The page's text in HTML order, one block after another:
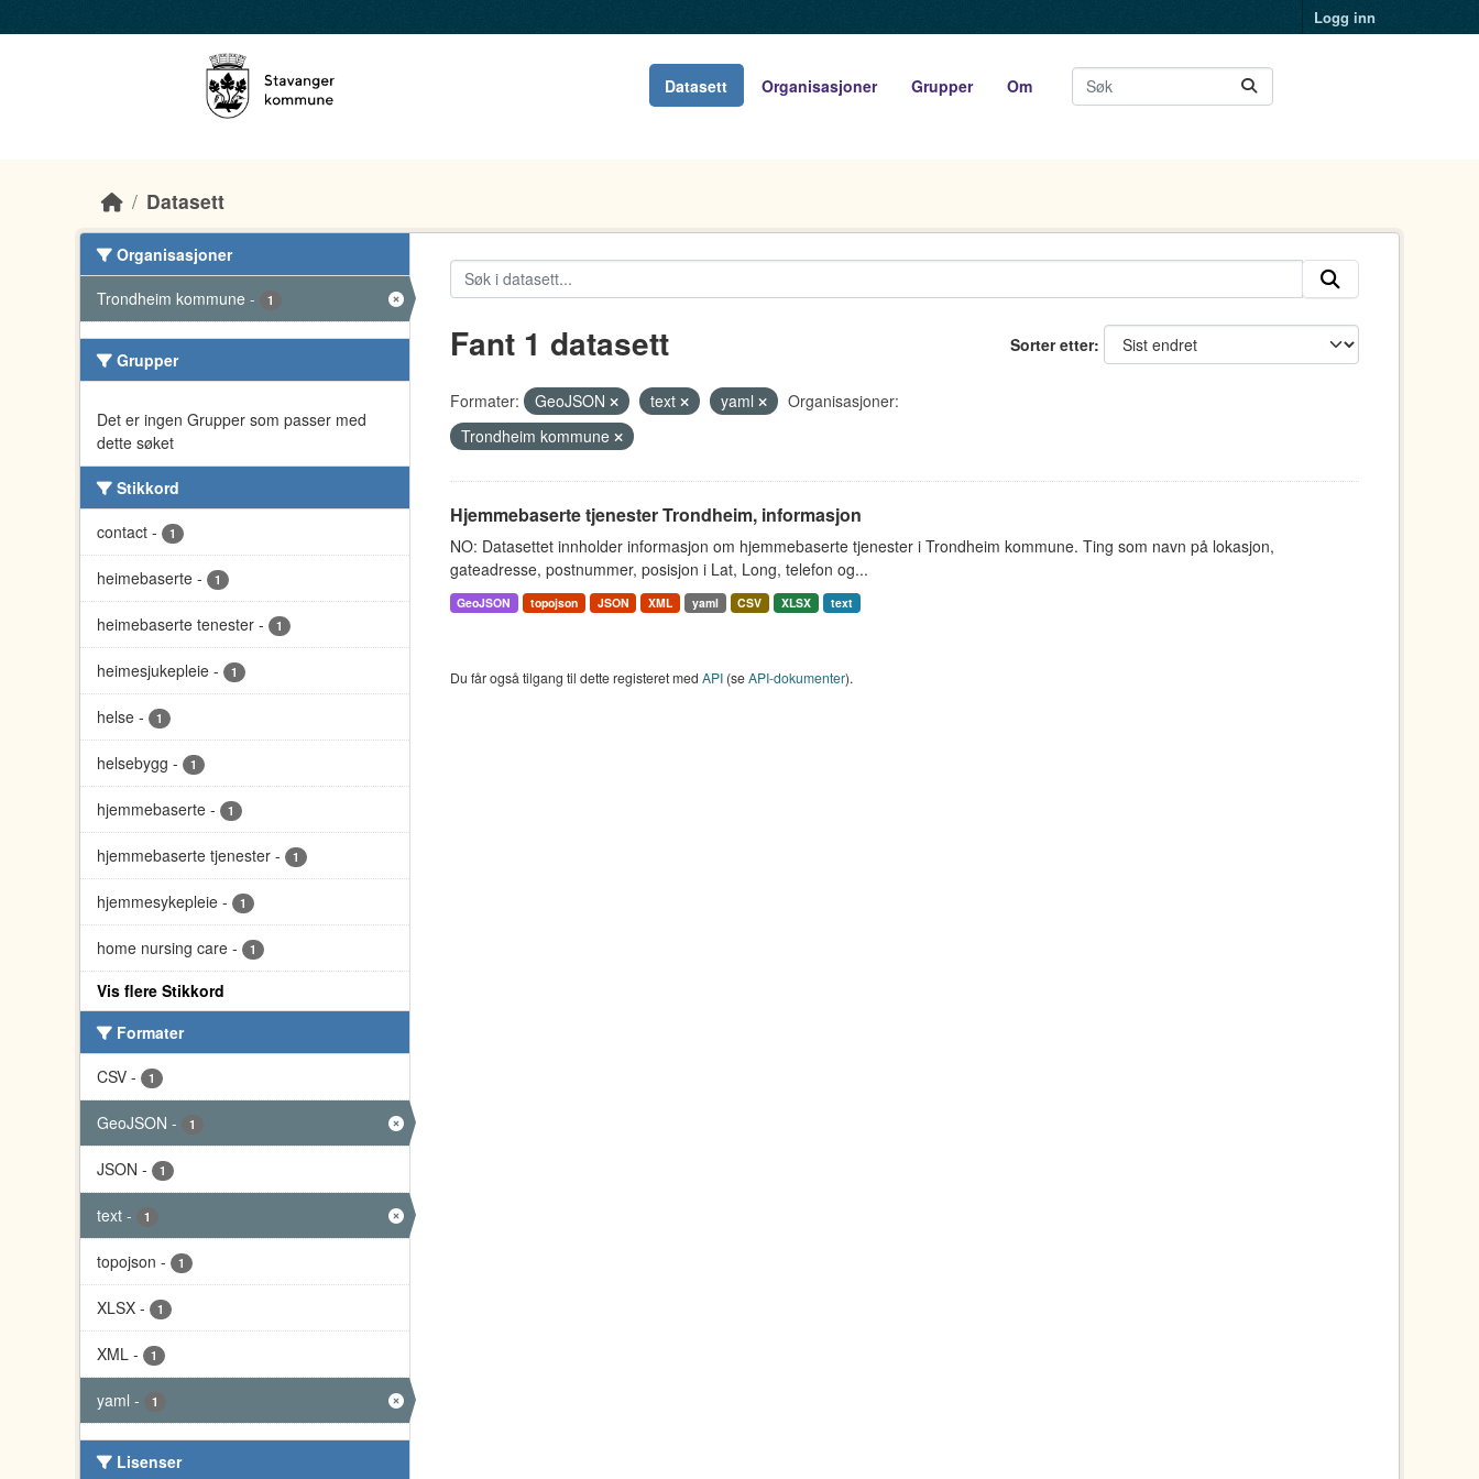
Logg inn
Datasett Organisasjoner Grupper Om
Datasett
Organisasjoner
Trondheim kommune - 1
Grupper
Det er ingen Grupper som passer med
dette søket
Stikkord
contact - 1
heimebaserte - 1
heimebaserte tenester - 1
heimesjukepleie - 1
helse - 1
helsebygg - 1
hjemmebaserte - 1
hjemmebaserte tjenester - 1
hjemmesykepleie - 1
home nursing care - 1
Vis flere Stikkord
Formater
CSV - 1
GeoJSON - 1
JSON - 1
text - 1
topojson - 1
XLSX - 1
XML - 1
yaml - 1
Lisenser
Sorter etter
Fant 1 datasett
Formater: GeoJSON text yaml
Organisasjoner:
Trondheim kommune
Hjemmebaserte tjenester Trondheim, informasjon
NO: Datasettet innholder informasjon om hjemmebaserte tjenester i Trondheim kommune. Ting som navn på lokasjon,
gateadresse, postnummer, posisjon i Lat, Long, telefon og...
GeoJSON topojson JSON XML yaml CSV XLSX text
Du får også tilgang til dette registeret med API(seAPI-dokumenter).